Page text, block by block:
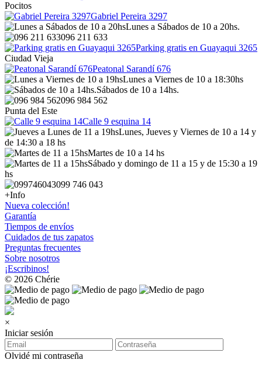
Pocitos
Gabriel Pereira 3297
Lunes a Sábados de 10 a 20hs.
096 211 633
Parking gratis en Guayaqui 3265
Ciudad Vieja
Peatonal Sarandí 676
Lunes a Viernes de 10 a 18:30hs
Sábados de 10 a 14hs.
096 984 562
Punta del Este
Calle 9 esquina 14
Lunes, Jueves y Viernes de 10 a 14 y
de 14:30 a 18 hs
Martes de 10 a 14 hs
Sábado y domingo de 11 a 15 y de 15:30 a 19
hs
099 746 043
+Info
Nueva colección!
Garantía
Tiempos de envíos
Cuidados de tus zapatos
Preguntas frecuentes
Sobre nosotros
¡Escribinos!
© 2026 Chérie
×
Iniciar sesión
Olvidé mi contraseña